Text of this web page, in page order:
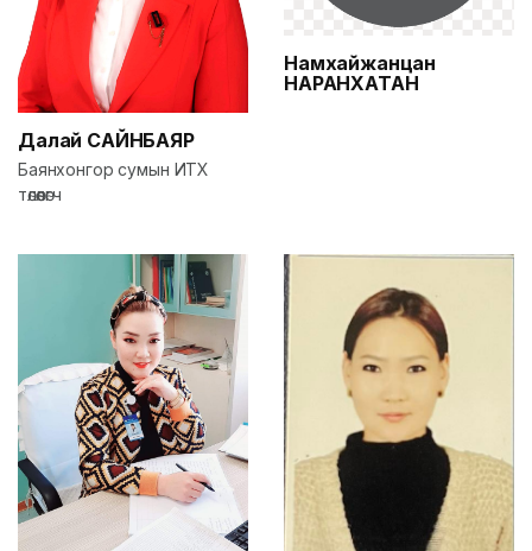
Далай САЙНБАЯР
Баянхонгор сумын ИТХ
төлөөлөгч
Намхайжанцан
НАРАНХАТАН